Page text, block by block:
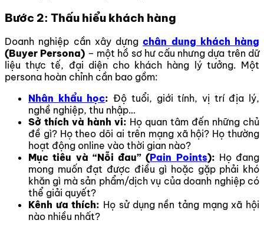
Bước 2: Thấu hiểu khách hàng
Doanh nghiệp cần xây dựngchân dung khách hàng
(Buyer Persona) – một hồ sơ hư cấu nhưng dựa trên dữ
liệu thực tế, đại diện cho khách hàng lý tưởng. Một
persona hoàn chỉnh cần bao gồm:
Nhân khẩu học: Độ tuổi, giới tính, vị trí địa lý,
nghề nghiệp, thu nhập…
Sở thích và hành vi: Họ quan tâm đến những chủ
đề gì? Họ theo dõi ai trên mạng xã hội? Họ thường
hoạt động online vào thời gian nào?
Mục tiêu và “Nỗi đau” (Pain Points): Họ đang
mong muốn đạt được điều gì hoặc gặp phải khó
khăn gì mà sản phẩm/dịch vụ của doanh nghiệp có
thể giải quyết?
Kênh ưa thích: Họ sử dụng nền tảng mạng xã hội
nào nhiều nhất?